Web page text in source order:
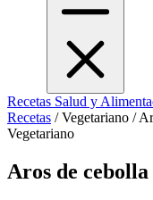
Recetas Salud y
Recetas / Vegetariano /
Vegetariano
Aros de cebolla